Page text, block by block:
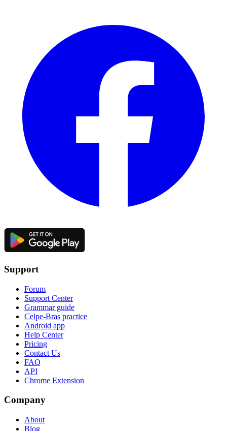
Support
Forum
Support Center
Grammar guide
Celpe-Bras practice
Android app
Help Center
Pricing
Contact Us
FAQ
API
Chrome Extension
Company
About
Blog